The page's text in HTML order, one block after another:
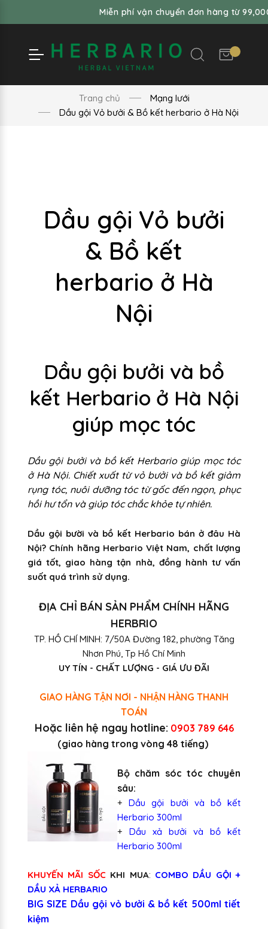
Miễn phí vận chuyển đơn hàng từ 99,000đ
Trang chủ
Mạng lưới
Dầu gội Vỏ bưởi & Bồ kết herbario ở Hà Nội
Dầu gội Vỏ bưởi
& Bồ kết
herbario ở Hà
Nội
Dầu gội bưởi và bồ
kết Herbario ở Hà Nội
giúp mọc tóc
Dầu gội bưởi và bồ kết Herbario giúp mọc tóc
ở Hà Nội. Chiết xuất từ vỏ bưởi và bồ kết giảm
rụng tóc, nuôi dưỡng tóc từ gốc đến ngọn, phục
hồi hư tổn và giúp tóc chắc khỏe tự nhiên.
Dầu gội bười và bồ kết Herbario bán ở đâu Hà
Nội? Chính hãng Herbario Việt Nam, chất lượng
giá tốt, giao hàng tận nhà, đồng hành tư vấn
suốt quá trình sử dụng.
ĐỊA CHỈ BÁN SẢN PHẨM CHÍNH HÃNG
HERBRIO
TP. HỒ CHÍ MINH: 7/50A Đường 182, phường Tăng
Nhơn Phú, Tp Hồ Chí Minh
UY TÍN - CHẤT LƯỢNG - GIÁ ƯU ĐÃI
GIAO HÀNG TẬN NƠI - NHẬN HÀNG THANH
TOÁN
Hoặc liên hệ ngay hotline: 0903 789 646
(giao hàng trong vòng 48 tiếng)
Bộ chăm sóc tóc chuyên
sâu:
+Dầu gội bưởi và bồ kết
Herbario 300ml
+ Dầu xả bưởi và bồ kết
Herbario 300ml
KHUYẾN MÃI SỐCKHI MUA: COMBO DẦU GỘI +
DẦU XẢ HERBARIO
BIG SIZE Dầu gội vỏ bưởi & bồ kết 500ml tiết
kiệm